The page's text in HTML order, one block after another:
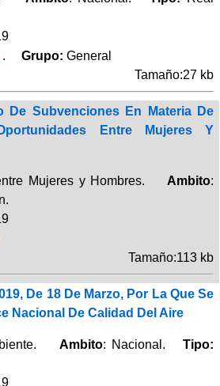
. Grupo: General
Tamaño:27 kb
De Subvenciones En Materia De
Entre Mujeres Y
Mujeres y Hombres. Ambito:
Tamaño:113 kb
De 18 De Marzo, Por La Que Se
Nacional De Calidad Del Aire
Ambito: Nacional.Tipo: